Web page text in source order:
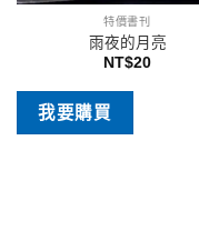
特價書刊
雨夜的月亮
NT$20
我要購買